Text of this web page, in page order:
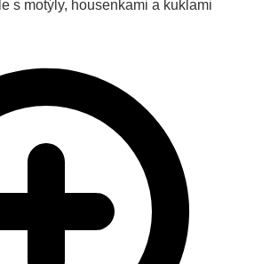
s motýly, housenkami a kuklami